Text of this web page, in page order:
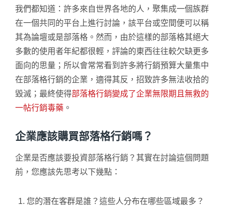
我們都知道：許多來自世界各地的人，聚集成一個族群
在一個共同的平台上進行討論，該平台或空間便可以稱
其為論壇或是部落格。然而，由於這樣的部落格其絕大
多數的使用者年紀都很輕，評論的東西往往較欠缺更多
面向的思量；所以會常常看到許多將行銷預算大量集中
在部落格行銷的企業，適得其反，招致許多無法收拾的
毀滅；最終使得部落格行銷變成了企業無限期且無救的
一帖行銷毒藥 。
企業應該購買部落格行銷嗎？
企業是否應該要投資部落格行銷？其實在討論這個問題
前，您應該先思考以下幾點：
您的潛在客群是誰？這些人分布在哪些區域最多？